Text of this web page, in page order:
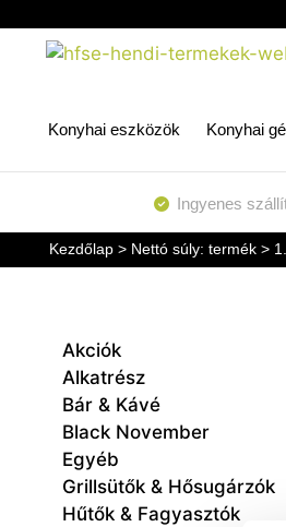
Konyhai eszközök Konyhai
Ingyenes
Kezdőlap> Nettó súly: termék >
Akciók
Alkatrész
Bár & Kávé
Black November
Egyéb
Grillsütők & Hősugárzók
Hűtők & Fagyasztók